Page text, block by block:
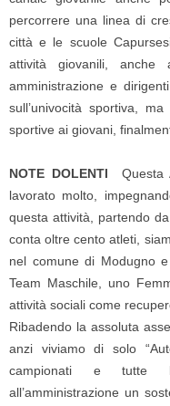
percorrere una linea di
città e le scuole
attività giovanili,
amministrazione e
sull’univocità sportiva,
sportive ai giovani,
NOTE DOLENTI
Questa
lavorato molto,
questa attività, partendo
conta oltre cento atleti,
nel comune di Modugno
Team Maschile, uno
attività sociali come
Ribadendo la assoluta
anzi viviamo di solo
campionati e tutte
all’amministrazione un